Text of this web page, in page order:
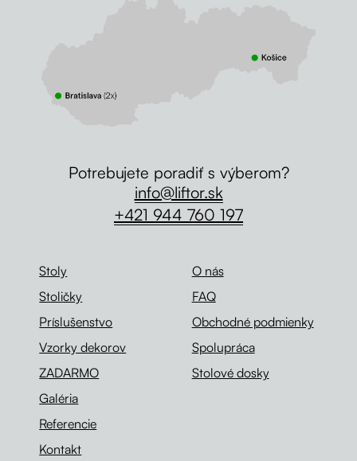
Stoly
Stoličky
Príslušenstvo
Vzorky dekorov
ZADARMO
Galéria
Referencie
Kontakt
O nás
FAQ
Obchodné podmienky
Spolupráca
Stolové dosky
Potrebujete poradiť s výberom?
info@liftor.sk
+421 944 760 197